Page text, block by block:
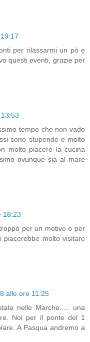
per rilassarmi un pò e
questi eventi, grazie per
tempo che non vado
sono stupende e molto
molto piacere la cucina
ovunque sia al mare
18:23
per un motivo o per
molto visitare
alle ore 11:25
nelle Marche..... una
Noi per il ponte del 1
A Pasqua andremo a